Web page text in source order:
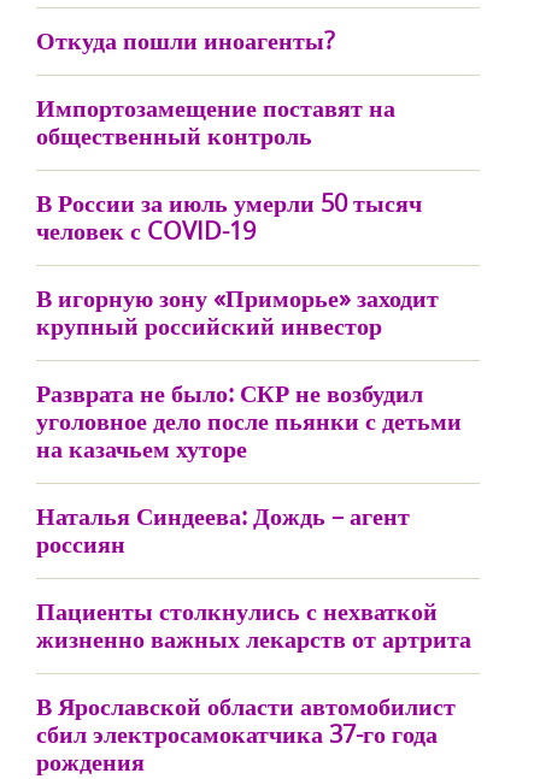
Откуда пошли иноагенты?
Импортозамещение поставят на
общественный контроль
В России за июль умерли 50 тысяч
человек с COVID-19
В игорную зону «Приморье» заходит
крупный российский инвестор
Разврата не было: СКР не возбудил
уголовное дело после пьянки с детьми
на казачьем хуторе
Наталья Синдеева: Дождь – агент
россиян
Пациенты столкнулись с нехваткой
жизненно важных лекарств от артрита
В Ярославской области автомобилист
сбил электросамокатчика 37-го года
рождения